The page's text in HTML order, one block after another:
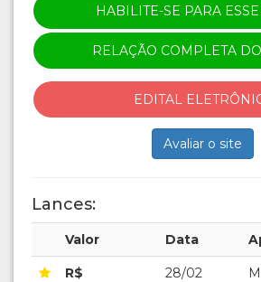
HABILITE-SE PARA
RELAÇÃO COMPLETA
EDITAL
Avaliar o site
Lances:
Valor Data
R$
28/02